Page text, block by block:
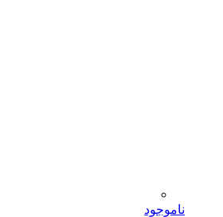
ناموجود